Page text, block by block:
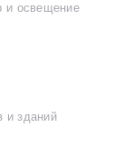
и освещение
и зданий